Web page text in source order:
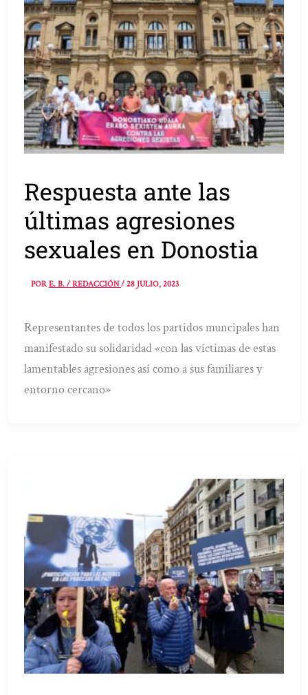
Respuesta ante las
últimas agresiones
sexuales en Donostia
PORE. B. / REDACCIÓN/28 JULIO, 2023
Representantes de todos los partidos muncipales han
manifestado su solidaridad «con las víctimas de estas
lamentables agresiones así como a sus familiares y
entorno cercano»